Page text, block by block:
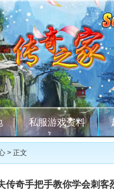
私服游戏资料
> 正文
传奇手把手教你学会刺客